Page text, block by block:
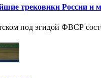
трековики России и
под эгидой ФВСР